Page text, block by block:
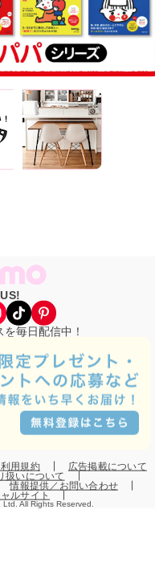
TikTok Pinterest
毎日配信中！
用規約
広告掲載について
扱いについて
情報提供／お問い合わせ
ルサイト
All Rights Reserved.